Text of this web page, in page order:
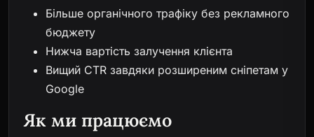
Більше органічного трафіку без рекламного
бюджету
Нижча вартість залучення клієнта
Вищий CTR завдяки розширеним сніпетам у
Google
Як ми працюємо